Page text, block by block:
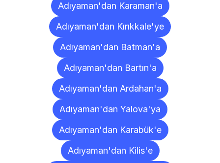
Adıyaman'dan Karaman'a
Adıyaman'dan Kırıkkale'ye
Adıyaman'dan Batman'a
Adıyaman'dan Bartın'a
Adıyaman'dan Ardahan'a
Adıyaman'dan Yalova'ya
Adıyaman'dan Karabük'e
Adıyaman'dan Kilis'e